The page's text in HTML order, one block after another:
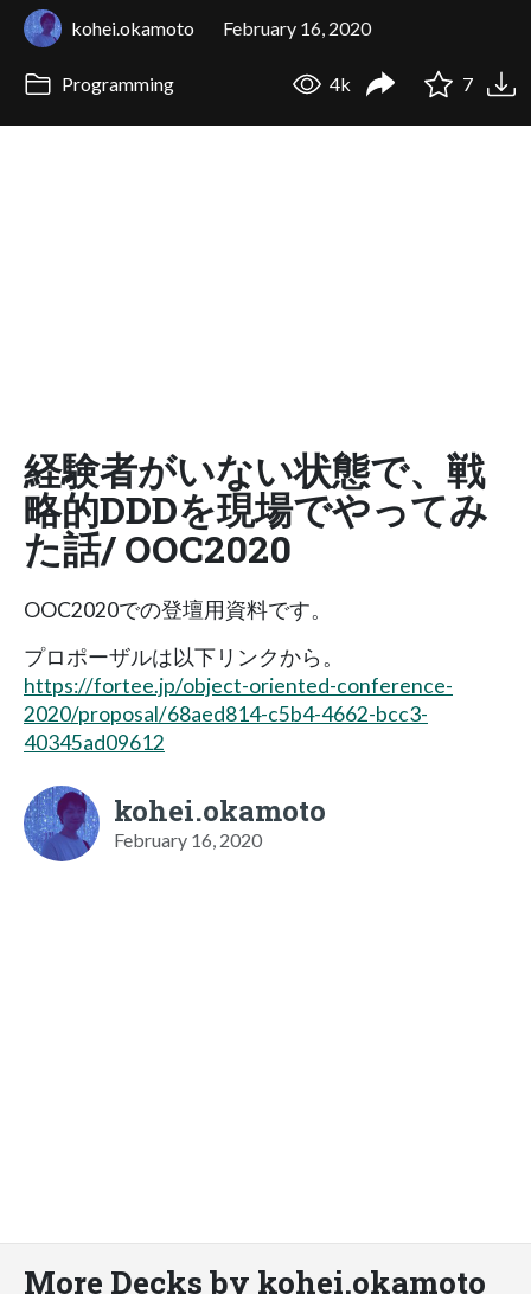
kohei.okamoto February 16, 2020
Programming 4k 7
経験者がいない状態で、戦
略的DDDを現場でやってみ
た話/ OOC2020
OOC2020での登壇用資料です。
プロポーザルは以下リンクから。
https://fortee.jp/object-oriented-conference-
2020/proposal/68aed814-c5b4-4662-bcc3-
40345ad09612
kohei.okamoto
February 16, 2020
More Decks by kohei.okamoto